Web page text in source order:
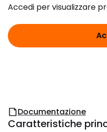
Accedi per visualizzare
Documentazione
Caratteristiche